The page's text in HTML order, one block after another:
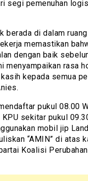
segi pemenuhan
berada di dalam
memastikan
dengan baik
menyampaikan rasa
kepada semua
pukul 08.00
sekitar pukul
mobil jip
“AMIN” di atas
Koalisi